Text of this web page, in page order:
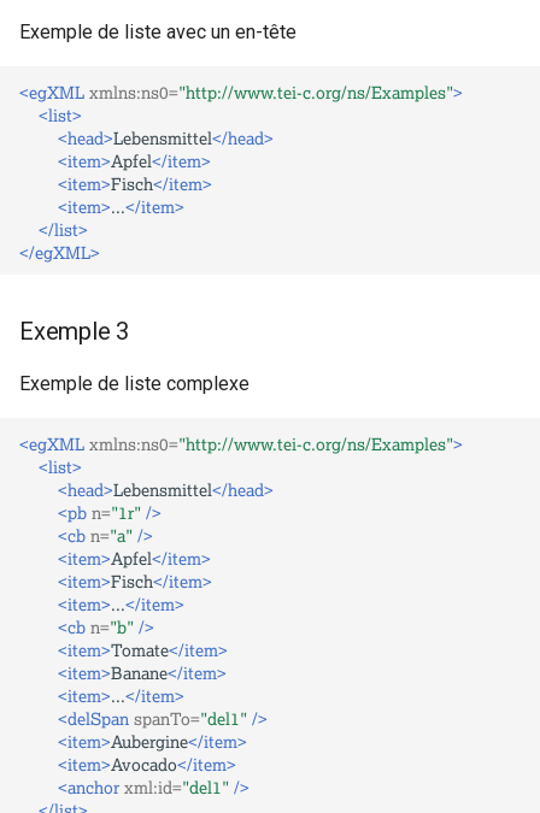
Exemple de liste avec un en-tête
<egXML xmlns:ns0="http://www.tei-c.org/ns/Examples">
<list>
<head>Lebensmittel</head>
<item>Apfel</item>
<item>Fisch</item>
<item>
</item>
</list>
</egXML>
Exemple 3
Exemple de liste complexe
<egXML xmlns:ns0="http://www.tei-c.org/ns/Examples">
<list>
<head>Lebensmittel</head>
<pb n="1r" />
<cb n="a" />
<item>Apfel</item>
<item>Fisch</item>
<item>
</item>
<cb n="b" />
<item>Tomate</item>
<item>Banane</item>
<item>
</item>
<delSpan spanTo="del1" />
<item>Aubergine</item>
<item>Avocado</item>
<anchor xml:id="del1" />
</list>